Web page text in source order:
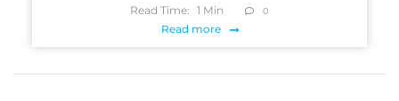
Read Time: 1 Min 0
Read more